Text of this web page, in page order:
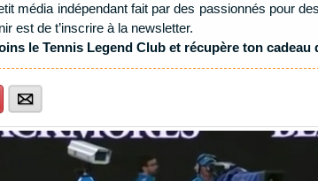
média indépendant fait par des passionnés pour
est de t’inscrire à la newsletter.
le Tennis Legend Club et récupère ton cadeau